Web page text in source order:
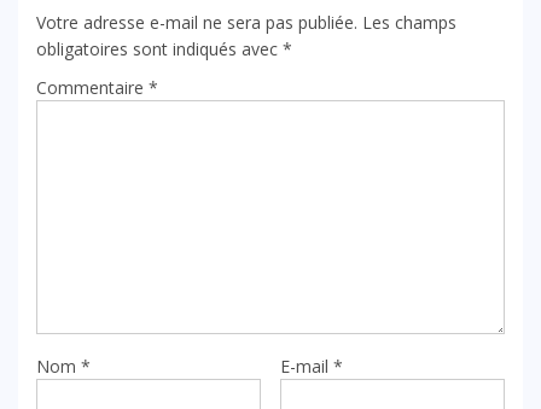
Votre adresse e-mail ne sera pas publiée. Les champs
obligatoires sont indiqués avec *
Commentaire *
Nom * E-mail *